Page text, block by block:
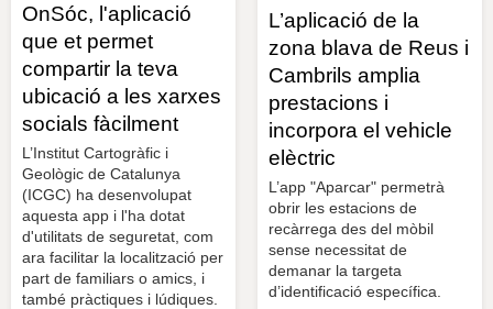
OnSóc, l'aplicació
que et permet
compartir la teva
ubicació a les xarxes
socials fàcilment
L’Institut Cartogràfic i
Geològic de Catalunya
(ICGC) ha desenvolupat
aquesta app i l'ha dotat
d'utilitats de seguretat, com
ara facilitar la localització per
part de familiars o amics, i
també pràctiques i lúdiques.
L’aplicació de la
zona blava de Reus i
Cambrils amplia
prestacions i
incorpora el vehicle
elèctric
L’app "Aparcar" permetrà
obrir les estacions de
recàrrega des del mòbil
sense necessitat de
demanar la targeta
d’identificació específica.